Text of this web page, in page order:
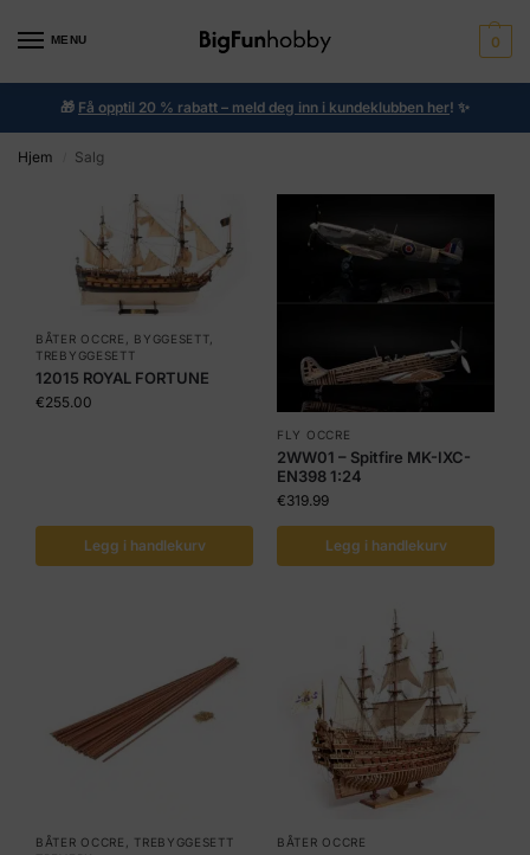
MENU 0
🎁 Få opptil 20 % rabatt – meld deg inn i kundeklubben her! ✨
Hjem Salg
BÅTER OCCRE BYGGESETT
TREBYGGESETT
12015 ROYAL FORTUNE
€255.00
Legg i handlekurv
FLY OCCRE
2WW01 – Spitfire MK-IXC-
EN398 1:24
€319.99
Legg i handlekurv
BÅTER OCCRE
TREBYGGESETT
BÅTER OCCRE